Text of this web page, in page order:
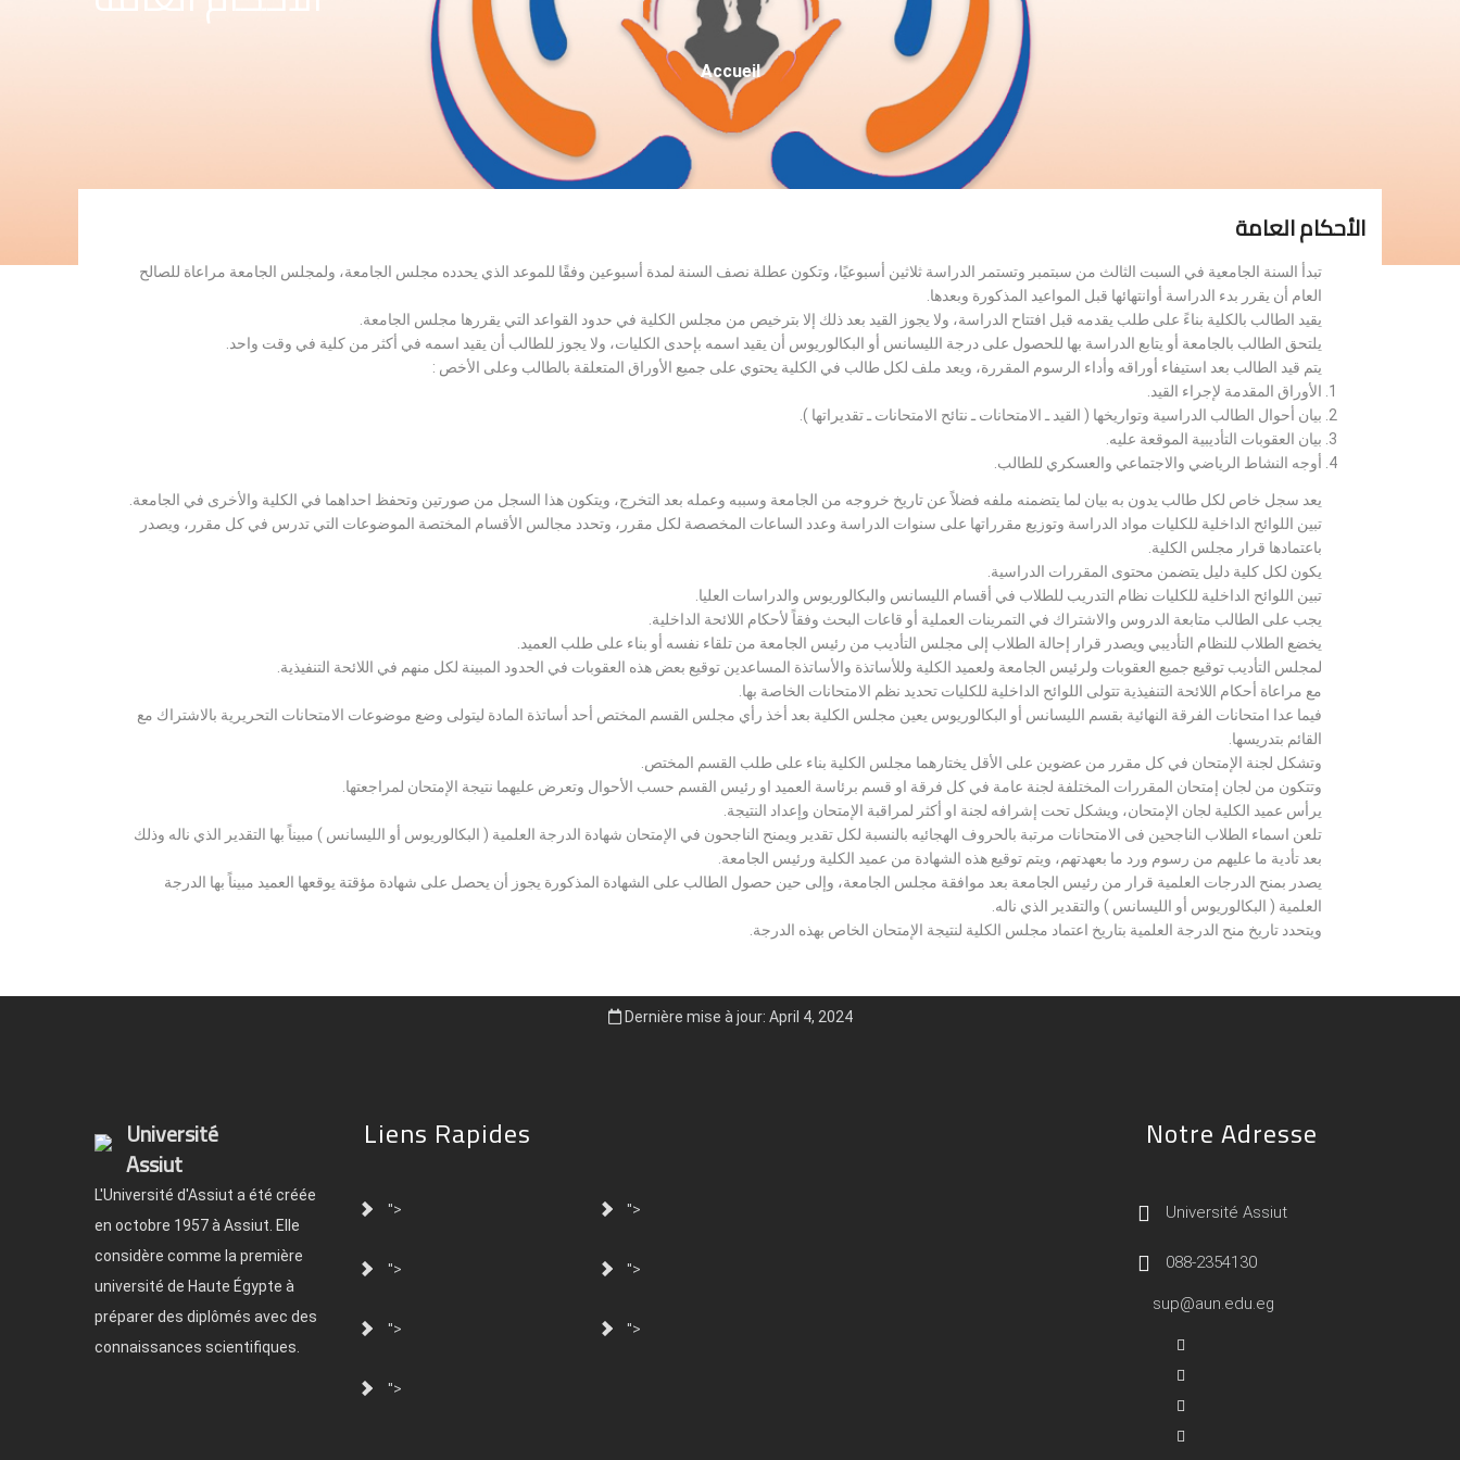
Fil
D'Ariane
Accueil
الأحكام العامة
تبدأ السنة الجامعية في السبت الثالث من سبتمبر وتستمر الدراسة ثلاثين أسبوعيًا، وتكون عطلة نصف السنة لمدة أسبوعين وفقًا للموعد الذي يحدده مجلس الجامعة، ولمجلس الجامعة مراعاة للصالح
العام أن يقرر بدء الدراسة أوانتهائها قبل المواعيد المذكورة وبعدها.
يقيد الطالب بالكلية بناءً على طلب يقدمه قبل افتتاح الدراسة، ولا يجوز القيد بعد ذلك إلا بترخيص من مجلس الكلية في حدود القواعد التي يقررها مجلس الجامعة.
يلتحق الطالب بالجامعة أو يتابع الدراسة بها للحصول على درجة الليسانس أو البكالوريوس أن يقيد اسمه بإحدى الكليات، ولا يجوز للطالب أن يقيد اسمه في أكثر من كلية في وقت واحد.
يتم قيد الطالب بعد استيفاء أوراقه وأداء الرسوم المقررة، ويعد ملف لكل طالب في الكلية يحتوي على جميع الأوراق المتعلقة بالطالب وعلى الأخص :
الأوراق المقدمة لإجراء القيد.
بيان أحوال الطالب الدراسية وتواريخها ( القيد ـ الامتحانات ـ نتائح الامتحانات ـ تقديراتها ).
بيان العقوبات التأديبية الموقعة عليه.
أوجه النشاط الرياضي والاجتماعي والعسكري للطالب.
يعد سجل خاص لكل طالب يدون به بيان لما يتضمنه ملفه فضلاً عن تاريخ خروجه من الجامعة وسببه وعمله بعد التخرج، ويتكون هذا السجل من صورتين وتحفظ احداهما في الكلية والأخرى في الجامعة.
تبين اللوائح الداخلية للكليات مواد الدراسة وتوزيع مقرراتها على سنوات الدراسة وعدد الساعات المخصصة لكل مقرر، وتحدد مجالس الأقسام المختصة الموضوعات التي تدرس في كل مقرر، ويصدر
باعتمادها قرار مجلس الكلية.
يكون لكل كلية دليل يتضمن محتوى المقررات الدراسية.
تبين اللوائح الداخلية للكليات نظام التدريب للطلاب في أقسام الليسانس والبكالوريوس والدراسات العليا.
يجب على الطالب متابعة الدروس والاشتراك في التمرينات العملية أو قاعات البحث وفقاً لأحكام اللائحة الداخلية.
يخضع الطلاب للنظام التأديبي ويصدر قرار إحالة الطلاب إلى مجلس التأديب من رئيس الجامعة من تلقاء نفسه أو بناء على طلب العميد.
لمجلس التأديب توقيع جميع العقوبات ولرئيس الجامعة ولعميد الكلية وللأساتذة والأساتذة المساعدين توقيع بعض هذه العقوبات في الحدود المبينة لكل منهم في اللائحة التنفيذية.
مع مراعاة أحكام اللائحة التنفيذية تتولى اللوائح الداخلية للكليات تحديد نظم الامتحانات الخاصة بها.
فيما عدا امتحانات الفرقة النهائية بقسم الليسانس أو البكالوريوس يعين مجلس الكلية بعد أخذ رأي مجلس القسم المختص أحد أساتذة المادة ليتولى وضع موضوعات الامتحانات التحريرية بالاشتراك مع
القائم بتدريسها.
وتشكل لجنة الإمتحان في كل مقرر من عضوين على الأقل يختارهما مجلس الكلية بناء على طلب القسم المختص.
وتتكون من لجان إمتحان المقررات المختلفة لجنة عامة في كل فرقة او قسم برئاسة العميد او رئيس القسم حسب الأحوال وتعرض عليهما نتيجة الإمتحان لمراجعتها.
يرأس عميد الكلية لجان الإمتحان، ويشكل تحت إشرافه لجنة او أكثر لمراقبة الإمتحان وإعداد النتيجة.
تلعن اسماء الطلاب الناجحين فى الامتحانات مرتبة بالحروف الهجائيه بالنسبة لكل تقدير ويمنح الناجحون في الإمتحان شهادة الدرجة العلمية ( البكالوريوس أو الليسانس ) مبيناً بها التقدير الذي ناله وذلك
بعد تأدية ما عليهم من رسوم ورد ما بعهدتهم، ويتم توقيع هذه الشهادة من عميد الكلية ورئيس الجامعة.
يصدر بمنح الدرجات العلمية قرار من رئيس الجامعة بعد موافقة مجلس الجامعة، وإلى حين حصول الطالب على الشهادة المذكورة يجوز أن يحصل على شهادة مؤقتة يوقعها العميد مبيناً بها الدرجة
العلمية ( البكالوريوس أو الليسانس ) والتقدير الذي ناله.
ويتحدد تاريخ منح الدرجة العلمية بتاريخ اعتماد مجلس الكلية لنتيجة الإمتحان الخاص بهذه الدرجة.
Dernière mise à jour: April 4, 2024
Université
Assiut
L'Université d'Assiut a été créée
en octobre 1957 à Assiut. Elle
considère comme la première
université de Haute Égypte à
préparer des diplômés avec des
connaissances scientifiques.
Liens Rapides
"> ">
"> ">
"> ">
">
Notre Adresse
Université Assiut
088-2354130
sup@aun.edu.eg